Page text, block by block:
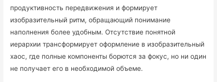
продуктивность передвижения и формирует
изобразительный ритм, обращающий понимание
наполнения более удобным. Отсутствие понятной
иерархии трансформирует оформление в изобразительный
хаос, где полные компоненты борются за фокус, но ни один
не получает его в необходимой объеме.